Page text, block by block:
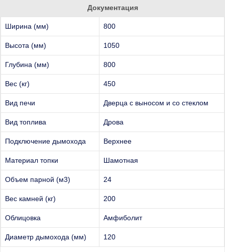
Документация
Ширина (мм) 800
Высота (мм) 1050
Глубина (мм) 800
Вес (кг) 450
Вид печи Дверца с выносом и со стеклом
Вид топлива Дрова
Подключение дымохода Верхнее
Материал топки Шамотная
Объем парной (м3) 24
Вес камней (кг) 200
Облицовка Амфиболит
Диаметр дымохода (мм) 120